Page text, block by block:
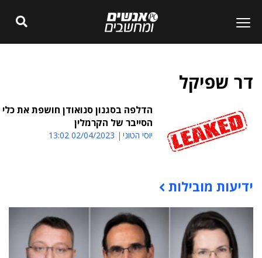
דר שפיקל
הדלפה בסגנון סנואודן חושפת את כלי
הסייבר של הקרמלין
יוסי הטוני 02/04/2023 13:02
תוכן פרסומי
ידיעות מובילות